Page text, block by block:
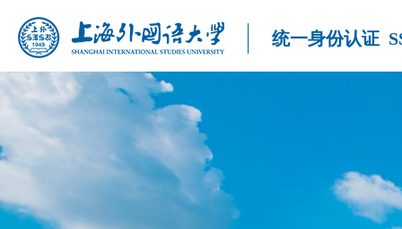
统一身份认证